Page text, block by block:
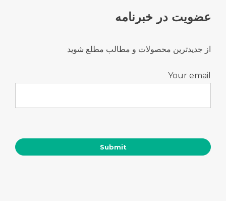
عضویت در خبرنامه
از جدیدترین محصولات و مطالب مطلع شوید
Your email